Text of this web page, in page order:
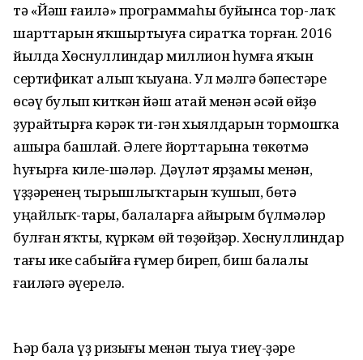
тә «Йәш ғаилә» программаһы буйынса тор-лаҡ
шарттарын яҡшыртыуға сиратҡа торған. 2016
йылда Хөснуллиндар миллион һумға яҡын
сертификат алып ҡыуана. Ул мәлгә бәпестәре
өсәү булып киткән йәш атай менән әсәй өйҙө
ҙурайтырға кәрәк ти-гән хыялдарын тормошҡа
ашыра башлай. Әлеге йорттарына төкөтмә
һуғырға киле-шәләр. Дәүләт ярҙамы менән,
үҙҙәренең тырышлыҡтарын ҡушып, бөтә
уңайлыҡ-тары, балаларға айырым бүлмәләр
булған яҡты, күркәм өй төҙөйҙәр. Хөснуллиндар
тағы ике сабыйға ғүмер биреп, биш балалы
ғаиләгә әүерелә.
Һәр бала үҙ ризығы менән тыуа тиеү-ҙәре